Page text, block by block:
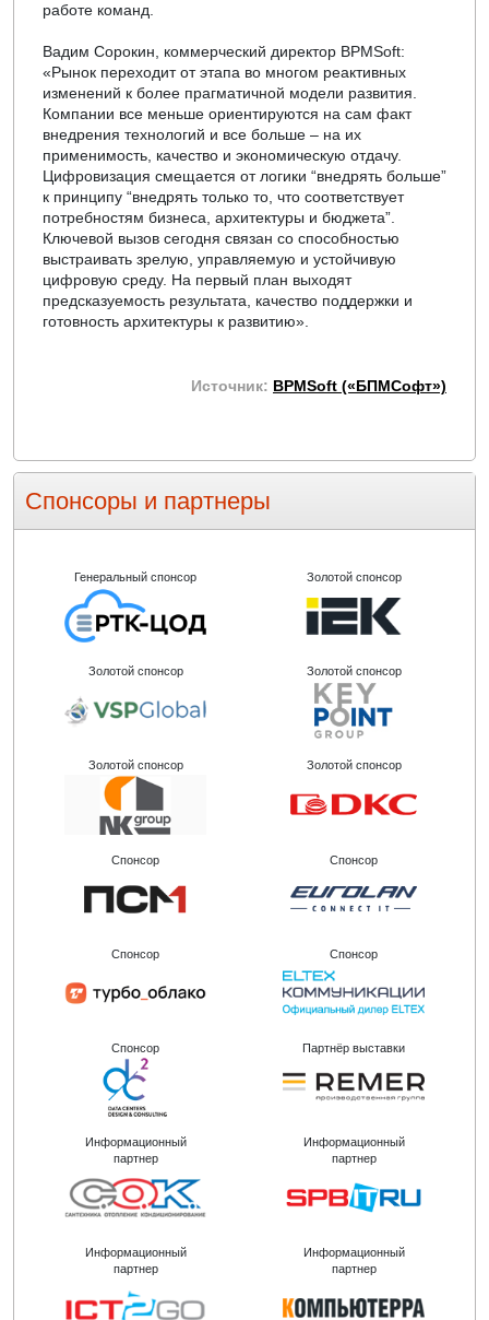
работе команд.
Вадим Сорокин, коммерческий директор BPMSoft:
«Рынок переходит от этапа во многом реактивных
изменений к более прагматичной модели развития.
Компании все меньше ориентируются на сам факт
внедрения технологий и все больше – на их
применимость, качество и экономическую отдачу.
Цифровизация смещается от логики “внедрять больше”
к принципу “внедрять только то, что соответствует
потребностям бизнеса, архитектуры и бюджета”.
Ключевой вызов сегодня связан со способностью
выстраивать зрелую, управляемую и устойчивую
цифровую среду. На первый план выходят
предсказуемость результата, качество поддержки и
готовность архитектуры к развитию».
Источник: BPMSoft («БПМСофт»)
Спонсоры и партнеры
Генеральный спонсор Золотой спонсор
Золотой спонсор Золотой спонсор
Золотой спонсор Золотой спонсор
Спонсор Спонсор
Спонсор Спонсор
Спонсор Партнёр выставки
Информационный
партнер
Информационный
партнер
Информационный
партнер
Информационный
партнер